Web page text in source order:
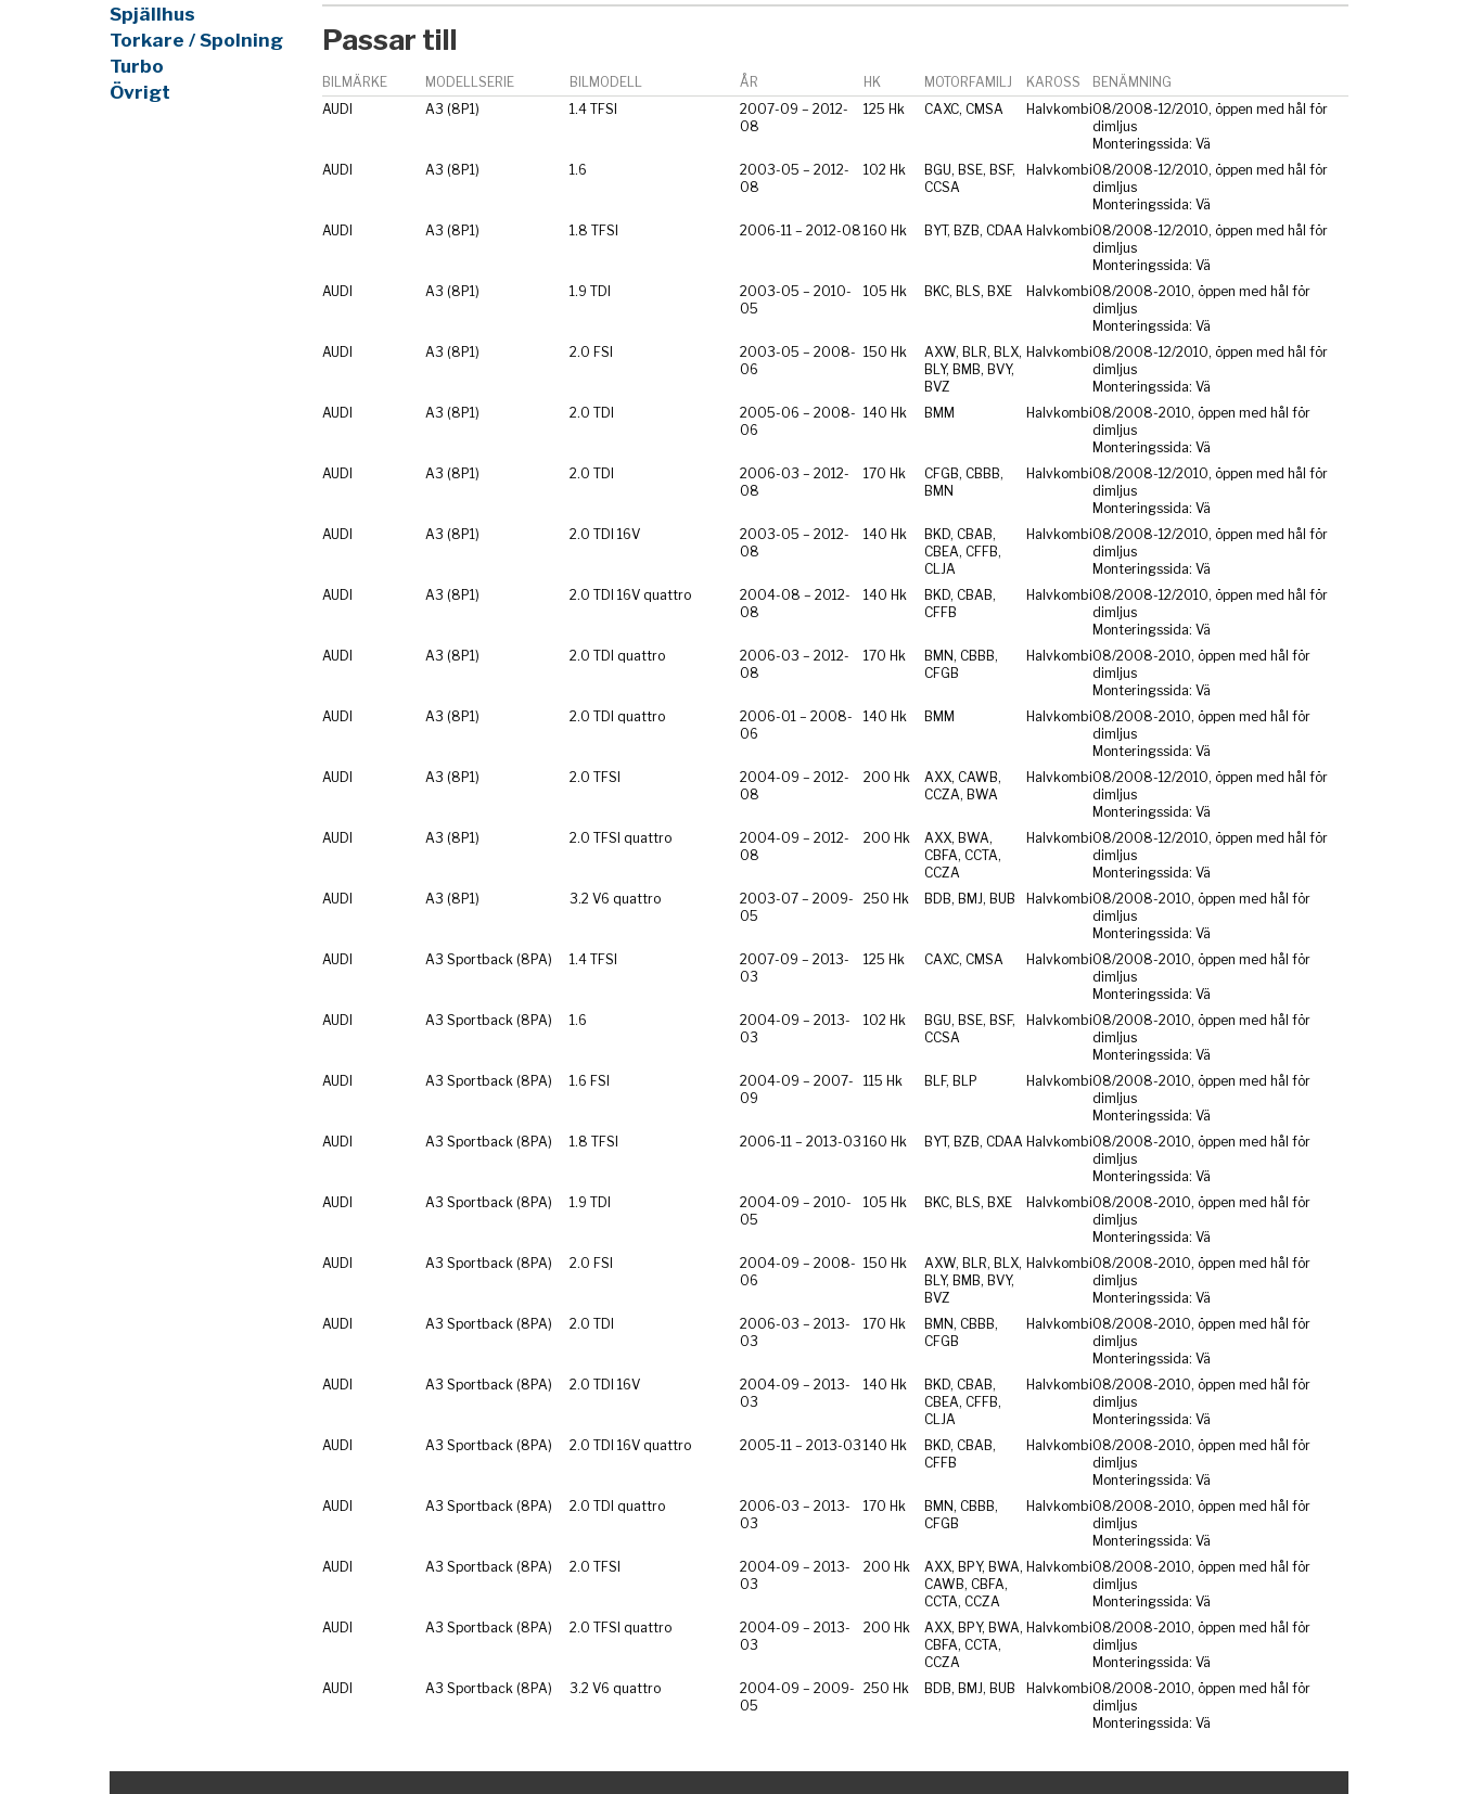
Spjällhus
Torkare / Spolning
Turbo
Övrigt
Passar till
BILMÄRKE MODELLSERIE BILMODELL ÅR HK MOTORFAMILJ KAROSS
BENÄMNING
AUDI
A3 (8P1) 1.4 TFSI
2007-09 – 2012-
08
125 Hk CAXC, CMSA Halvkombi08/2008-12/2010, öppen med hål för
dimljus
Monteringssida: Vä
AUDI
A3 (8P1) 1.6
2003-05 – 2012-
08
102 Hk
BGU, BSE, BSF,
CCSA
Halvkombi08/2008-12/2010, öppen med hål för
dimljus
Monteringssida: Vä
AUDI
A3 (8P1) 1.8 TFSI 2006-11 – 2012-08 160 Hk BYT, BZB, CDAA Halvkombi08/2008-12/2010, öppen med hål för
dimljus
Monteringssida: Vä
AUDI
A3 (8P1) 1.9 TDI
2003-05 – 2010-
05
105 Hk BKC, BLS, BXE Halvkombi08/2008-2010, öppen med hål för
dimljus
Monteringssida: Vä
AUDI
A3 (8P1) 2.0 FSI
2003-05 – 2008-
06
150 Hk
AXW, BLR, BLX,
BLY, BMB, BVY,
BVZ
Halvkombi08/2008-12/2010, öppen med hål för
dimljus
Monteringssida: Vä
AUDI
A3 (8P1) 2.0 TDI
2005-06 – 2008-
06
140 Hk BMM Halvkombi08/2008-2010, öppen med hål för
dimljus
Monteringssida: Vä
AUDI
A3 (8P1) 2.0 TDI
2006-03 – 2012-
08
170 Hk
CFGB, CBBB,
BMN
Halvkombi08/2008-12/2010, öppen med hål för
dimljus
Monteringssida: Vä
AUDI
A3 (8P1) 2.0 TDI 16V
2003-05 – 2012-
08
140 Hk
BKD, CBAB,
CBEA, CFFB,
CLJA
Halvkombi08/2008-12/2010, öppen med hål för
dimljus
Monteringssida: Vä
AUDI
A3 (8P1) 2.0 TDI 16V quattro
2004-08 – 2012-
08
140 Hk
BKD, CBAB,
CFFB
Halvkombi08/2008-12/2010, öppen med hål för
dimljus
Monteringssida: Vä
AUDI
A3 (8P1) 2.0 TDI quattro
2006-03 – 2012-
08
170 Hk
BMN, CBBB,
CFGB
Halvkombi08/2008-2010, öppen med hål för
dimljus
Monteringssida: Vä
AUDI
A3 (8P1) 2.0 TDI quattro
2006-01 – 2008-
06
140 Hk BMM Halvkombi08/2008-2010, öppen med hål för
dimljus
Monteringssida: Vä
AUDI
A3 (8P1) 2.0 TFSI
2004-09 – 2012-
08
200 Hk
AXX, CAWB,
CCZA, BWA
Halvkombi08/2008-12/2010, öppen med hål för
dimljus
Monteringssida: Vä
AUDI
A3 (8P1) 2.0 TFSI quattro
2004-09 – 2012-
08
200 Hk
AXX, BWA,
CBFA, CCTA,
CCZA
Halvkombi08/2008-12/2010, öppen med hål för
dimljus
Monteringssida: Vä
AUDI
A3 (8P1) 3.2 V6 quattro
2003-07 – 2009-
05
250 Hk BDB, BMJ, BUB Halvkombi08/2008-2010, öppen med hål för
dimljus
Monteringssida: Vä
AUDI
A3 Sportback (8PA) 1.4 TFSI
2007-09 – 2013-
03
125 Hk CAXC, CMSA Halvkombi08/2008-2010, öppen med hål för
dimljus
Monteringssida: Vä
AUDI
A3 Sportback (8PA) 1.6
2004-09 – 2013-
03
102 Hk
BGU, BSE, BSF,
CCSA
Halvkombi08/2008-2010, öppen med hål för
dimljus
Monteringssida: Vä
AUDI
A3 Sportback (8PA) 1.6 FSI
2004-09 – 2007-
09
115 Hk BLF, BLP Halvkombi08/2008-2010, öppen med hål för
dimljus
Monteringssida: Vä
AUDI
A3 Sportback (8PA) 1.8 TFSI 2006-11 – 2013-03 160 Hk BYT, BZB, CDAA Halvkombi08/2008-2010, öppen med hål för
dimljus
Monteringssida: Vä
AUDI
A3 Sportback (8PA) 1.9 TDI
2004-09 – 2010-
05
105 Hk BKC, BLS, BXE Halvkombi08/2008-2010, öppen med hål för
dimljus
Monteringssida: Vä
AUDI
A3 Sportback (8PA) 2.0 FSI
2004-09 – 2008-
06
150 Hk
AXW, BLR, BLX,
BLY, BMB, BVY,
BVZ
Halvkombi08/2008-2010, öppen med hål för
dimljus
Monteringssida: Vä
AUDI
A3 Sportback (8PA) 2.0 TDI
2006-03 – 2013-
03
170 Hk
BMN, CBBB,
CFGB
Halvkombi08/2008-2010, öppen med hål för
dimljus
Monteringssida: Vä
AUDI
A3 Sportback (8PA) 2.0 TDI 16V
2004-09 – 2013-
03
140 Hk
BKD, CBAB,
CBEA, CFFB,
CLJA
Halvkombi08/2008-2010, öppen med hål för
dimljus
Monteringssida: Vä
AUDI
A3 Sportback (8PA) 2.0 TDI 16V quattro 2005-11 – 2013-03 140 Hk
BKD, CBAB,
CFFB
Halvkombi08/2008-2010, öppen med hål för
dimljus
Monteringssida: Vä
AUDI
A3 Sportback (8PA) 2.0 TDI quattro
2006-03 – 2013-
03
170 Hk
BMN, CBBB,
CFGB
Halvkombi08/2008-2010, öppen med hål för
dimljus
Monteringssida: Vä
AUDI
A3 Sportback (8PA) 2.0 TFSI
2004-09 – 2013-
03
200 Hk
AXX, BPY, BWA,
CAWB, CBFA,
CCTA, CCZA
Halvkombi08/2008-2010, öppen med hål för
dimljus
Monteringssida: Vä
AUDI
A3 Sportback (8PA) 2.0 TFSI quattro
2004-09 – 2013-
03
200 Hk
AXX, BPY, BWA,
CBFA, CCTA,
CCZA
Halvkombi08/2008-2010, öppen med hål för
dimljus
Monteringssida: Vä
AUDI
A3 Sportback (8PA) 3.2 V6 quattro
2004-09 – 2009-
05
250 Hk BDB, BMJ, BUB Halvkombi08/2008-2010, öppen med hål för
dimljus
Monteringssida: Vä